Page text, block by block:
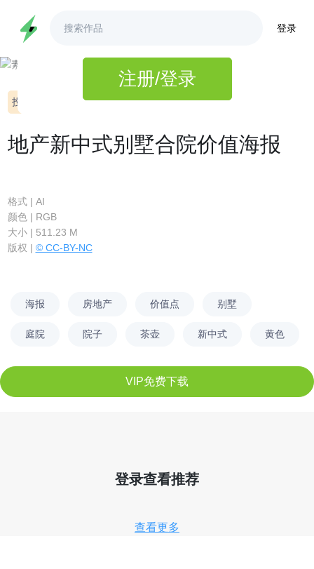
登录
3秒完成注册,即可查看高清大图
注册/登录
投诉 ID:270781
地产新中式别墅合院价值海报
格式 | AI
颜色 | RGB
大小 | 511.23 M
版权 | © CC-BY-NC
海报 房地产 价值点 别墅
庭院 院子 茶壶 新中式 黄色
VIP免费下载
登录查看推荐
查看更多